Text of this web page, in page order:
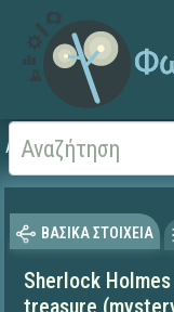
Αρχική
ΒΑΣΙΚΑ ΣΤΟΙΧΕΙΑ
Sherlock
treasure